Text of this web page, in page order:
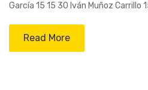
García 15 15 30 Iván Muñoz Carrillo
Read More